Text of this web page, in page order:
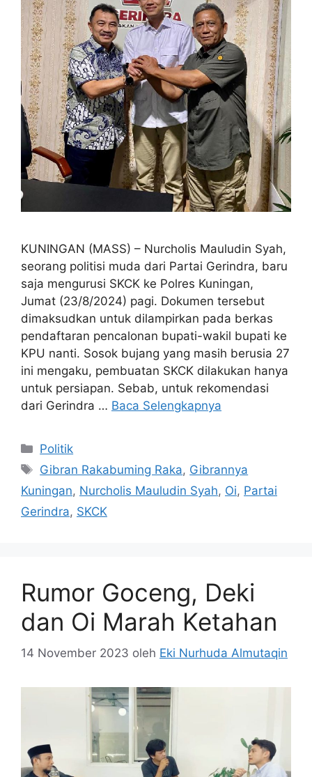
KUNINGAN (MASS) – Nurcholis Mauludin Syah,
seorang politisi muda dari Partai Gerindra, baru
saja mengurusi SKCK ke Polres Kuningan,
Jumat (23/8/2024) pagi. Dokumen tersebut
dimaksudkan untuk dilampirkan pada berkas
pendaftaran pencalonan bupati-wakil bupati ke
KPU nanti. Sosok bujang yang masih berusia 27
ini mengaku, pembuatan SKCK dilakukan hanya
untuk persiapan. Sebab, untuk rekomendasi
dari Gerindra … Baca Selengkapnya
Kategori
Politik
Tag
Gibran Rakabuming Raka, Gibrannya
Kuningan, Nurcholis Mauludin Syah, Oi, Partai
Gerindra, SKCK
Rumor Goceng, Deki
dan Oi Marah Ketahan
14 November 2023 oleh Eki Nurhuda Almutaqin